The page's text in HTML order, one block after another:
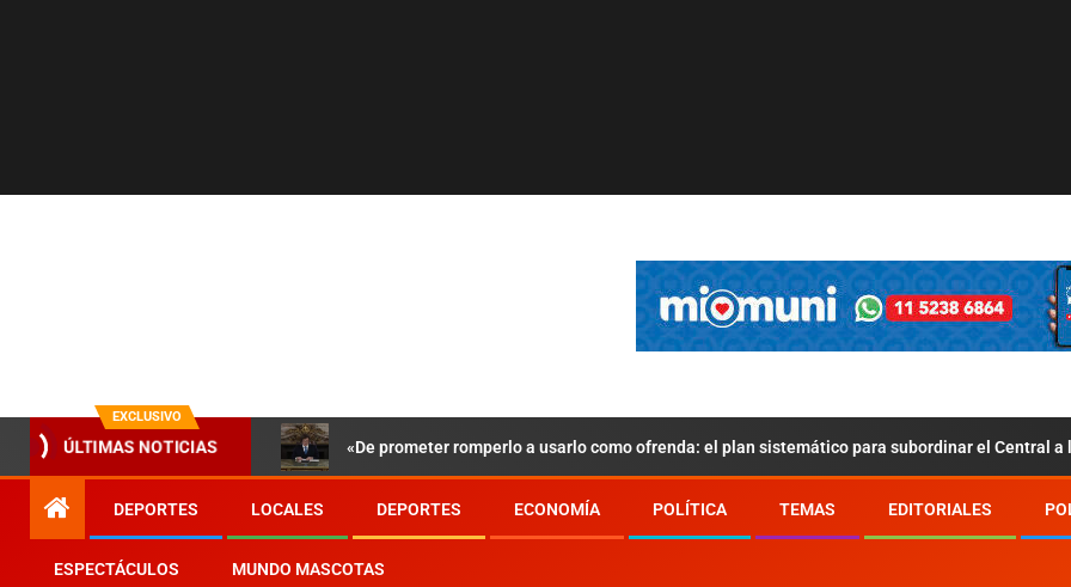
EXCLUSIVO
ÚLTIMAS NOTICIAS «De prometer romperlo a usarlo como ofrenda: el plan sistemático para subordinar el Central a
DEPORTES LOCALES DEPORTES ECONOMÍA POLÍTICA TEMAS EDITORIALES
ESPECTÁCULOS MUNDO MASCOTAS